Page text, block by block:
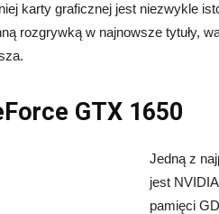
karty graficznej jest niezwykle
rozgrywką w najnowsze tytuły,
GTX 1650
Jedną z
jest
pamięci